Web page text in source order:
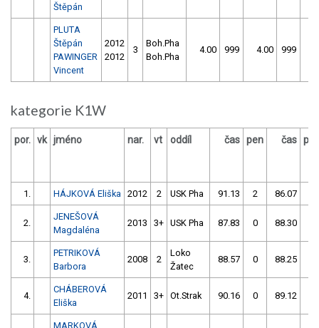
Štěpán
PLUTA
Štěpán
PAWINGER
Vincent
2012
2012
3
Boh.Pha
Boh.Pha
4.00 999 4.00 999
kategorie K1W
por. vk jméno nar. vt oddíl čas pen čas
1. HÁJKOVÁ Eliška 2012 2 USK Pha 91.13 2 86.07
2.
JENEŠOVÁ
Magdaléna
2013 3+ USK Pha 87.83 0 88.30
3.
PETRIKOVÁ
Barbora
2008 2
Loko
Žatec
88.57 0 88.25
4.
CHÁBEROVÁ
Eliška
2011 3+ Ot.Strak 90.16 0 89.12
MARKOVÁ